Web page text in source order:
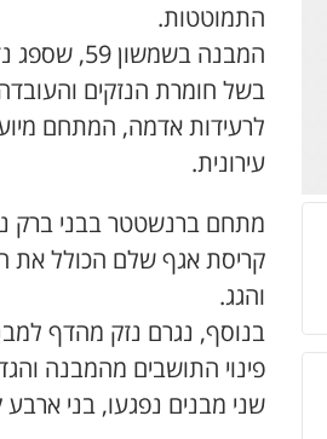
התמוטטות.
המבנה בשמשון 59, שספג נזקי הדף משמעותיים.
בשל חומרת הנזקים
לרעידות אדמה, המתחם
עירונית.
קריסת אגף שלם הכולל את
והגג.
בנוסף, נגרם נזק מהדף
פינוי התושבים מהמבנה
שני מבנים נפגעו, בני ארבע